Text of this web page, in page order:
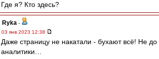
Где я? Кто здесь?
Ryka -
03 янв 2023 12:38
Даже страницу не накатали - бухают всё! Не до
аналитики…